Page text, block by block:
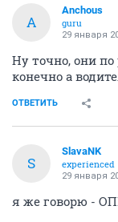
A
Anchous
guru
29 января
Ну точно, они
конечно а
ОТВЕТИТЬ
S
SlavaNK
experienced
29 января
я же говорю -